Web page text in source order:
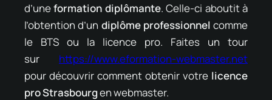
d’uneformation diplômante. Celle-ci aboutit à
l’obtention d’un diplôme professionnel comme
le BTS ou la licence pro. Faites un tour
sur https://www.eformation-webmaster.net
pour découvrir comment obtenir votre licence
pro Strasbourgen webmaster.